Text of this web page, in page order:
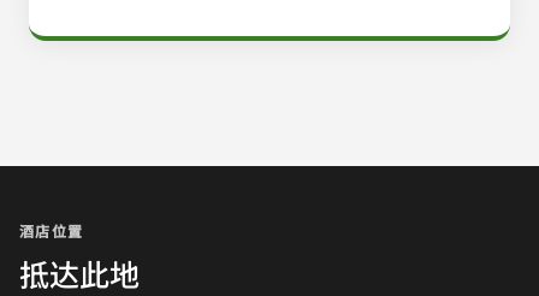
酒店位置
抵达此地